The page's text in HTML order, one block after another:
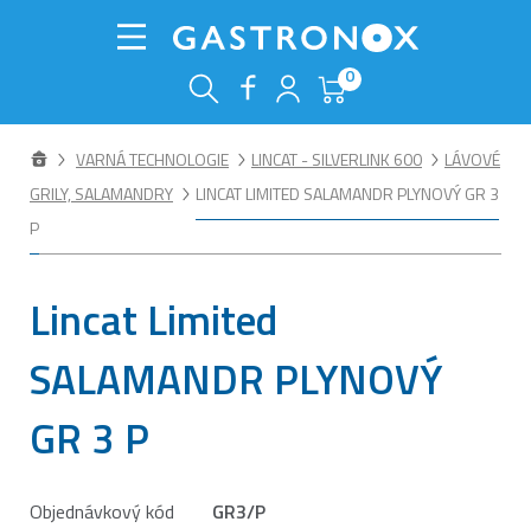
0
VARNÁ TECHNOLOGIE LINCAT - SILVERLINK 600
LÁVOVÉ
GRILY, SALAMANDRY
LINCAT LIMITED SALAMANDR PLYNOVÝ GR 3
P
Lincat Limited
SALAMANDR PLYNOVÝ
GR 3 P
Objednávkový kód
GR3/P